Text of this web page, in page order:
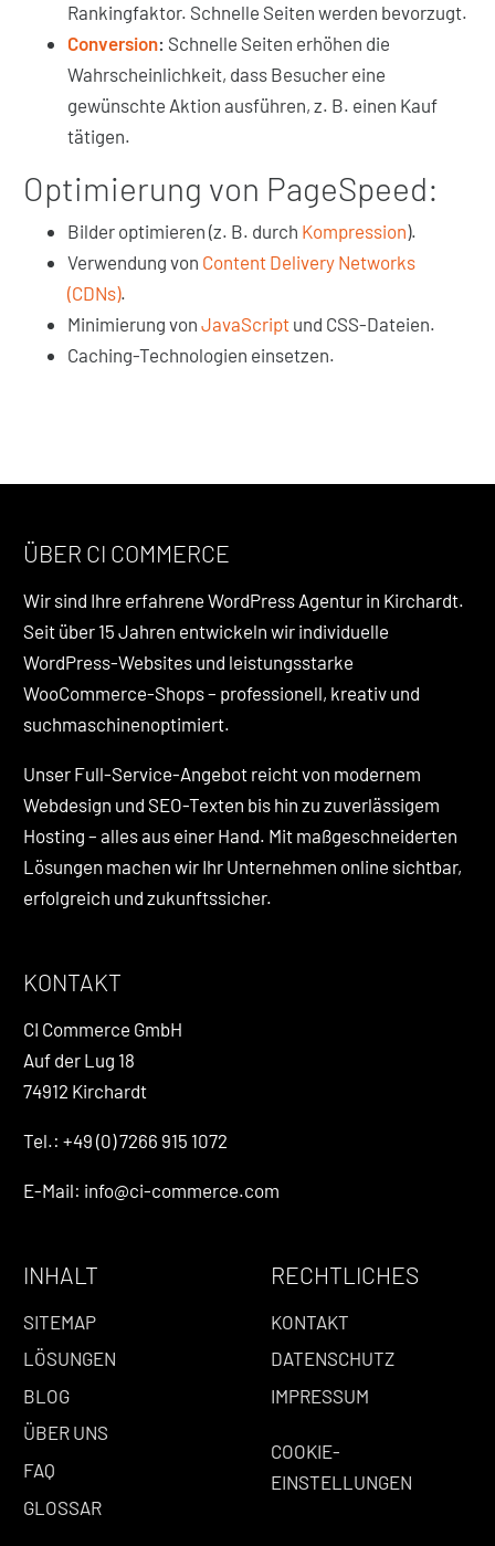
Rankingfaktor. Schnelle Seiten werden bevorzugt.
Conversion: Schnelle Seiten erhöhen die
Wahrscheinlichkeit, dass Besucher eine
gewünschte Aktion ausführen, z. B. einen Kauf
tätigen.
Optimierung von PageSpeed:
Bilder optimieren (z. B. durch Kompression).
Verwendung von Content Delivery Networks
(CDNs).
Minimierung vonJavaScript und CSS-Dateien.
Caching-Technologien einsetzen.
ÜBER CI COMMERCE
Wir sind Ihre erfahrene WordPress Agentur in Kirchardt.
Seit über 15 Jahren entwickeln wir individuelle
WordPress-Websites und leistungsstarke
WooCommerce-Shops – professionell, kreativ und
suchmaschinenoptimiert.
Unser Full-Service-Angebot reicht von modernem
Webdesign und SEO-Texten bis hin zu zuverlässigem
Hosting – alles aus einer Hand. Mit maßgeschneiderten
Lösungen machen wir Ihr Unternehmen online sichtbar,
erfolgreich und zukunftssicher.
KONTAKT
CI Commerce GmbH
Auf der Lug 18
74912 Kirchardt
Tel.: +49 (0) 7266 915 1072
E-Mail: info@ci-commerce.com
INHALT
SITEMAP
LÖSUNGEN
BLOG
ÜBER UNS
FAQ
GLOSSAR
RECHTLICHES
KONTAKT
DATENSCHUTZ
IMPRESSUM
COOKIE-
EINSTELLUNGEN